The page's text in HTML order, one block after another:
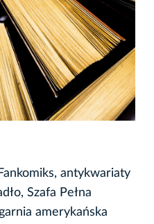
antykwariaty
Szafa Pełna
amerykańska